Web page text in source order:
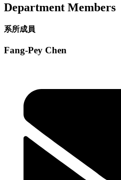
Department Members
系所成員
Fang-Pey Chen